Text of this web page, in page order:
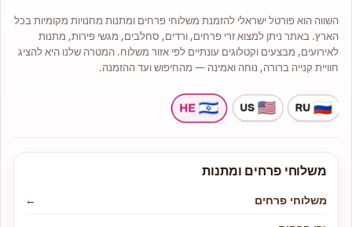
השווה הוא פורטל ישראלי להזמנת משלוחי פרחים ומתנות מחנויות מקומיות בכל
הארץ. באתר ניתן למצוא זרי פרחים, ורדים, סחלבים, מגשי פירות, מתנות
לאירועים, מבצעים וקטלוגים עונתיים לפי אזור משלוח. המטרה שלנו היא להציג
חוויית קנייה ברורה, נוחה ואמינה — מהחיפוש ועד ההזמנה.
משלוחי פרחים ומתנות
משלוחי פרחים
←